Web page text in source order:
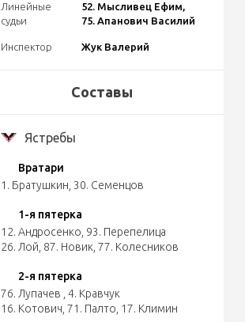
Линейные
судьи
52. Мысливец Ефим,
75. Апанович Василий
Инспектор Жук Валерий
Составы
Ястребы
Вратари
1. Братушкин 30. Семенцов
1-я пятерка
12. Андросенко 93. Перепелица
26. Лой 87. Новик 77. Колесников
2-я пятерка
76. Лупачев
4. Кравчук
16. Котович 71. Палто 17. Климин